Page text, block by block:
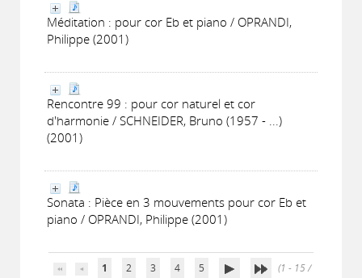
Méditation : pour cor Eb et piano / OPRANDI,
Philippe (2001)
Rencontre 99 : pour cor naturel et cor
d'harmonie / SCHNEIDER, Bruno (1957 - ...)
(2001)
Sonata : Pièce en 3 mouvements pour cor Eb et
piano / OPRANDI, Philippe (2001)
1 2 3 4 5
(1 - 15 /